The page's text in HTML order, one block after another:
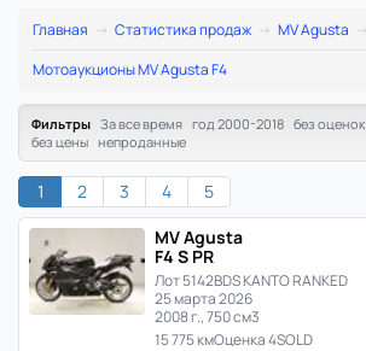
MV
Agusta
F4:
статистика
цен
и
продаж
Главная Статистика продаж MV Agusta
Мотоаукционы MV Agusta F4
Фильтры За все время год 2000-2018 без оценок
без цены непроданные
1 2 3 4
5
MV Agusta
F4 S PR
Лот 5142BDS KANTO RANKED
25 марта 2026
2008 г., 750 см3
15 775 кмОценка 4SOLD